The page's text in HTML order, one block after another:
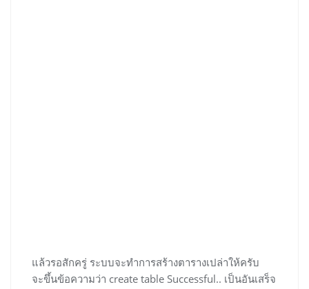
แล้วรอสักครู่ ระบบจะทำการสร้างตารางเปล่าให้ครับ
จะขึ้นข้อความว่า create table Successful.. เป็นอันเสร็จ